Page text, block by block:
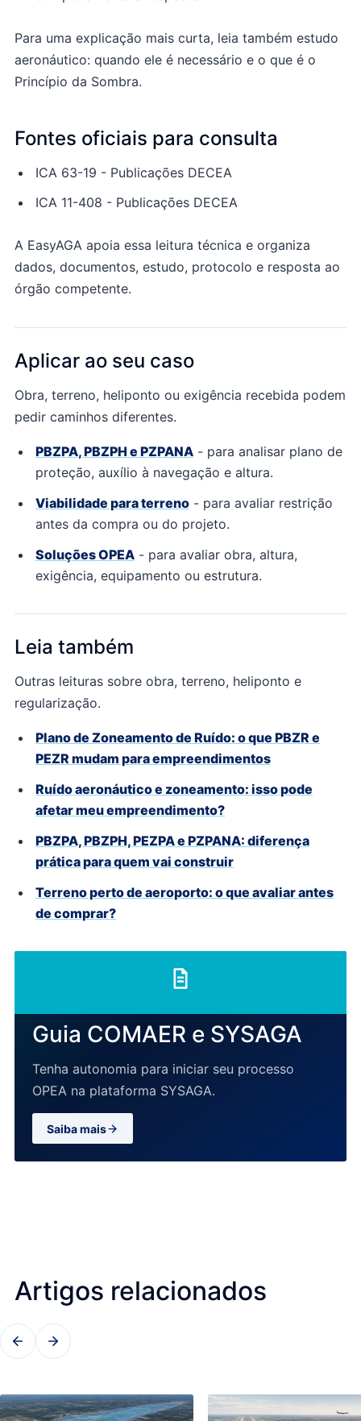
Para uma explicação mais curta, leia também estudo
aeronáutico: quando ele é necessário e o que é o
Princípio da Sombra.
Fontes oficiais para consulta
ICA 63-19 - Publicações DECEA
ICA 11-408 - Publicações DECEA
A EasyAGA apoia essa leitura técnica e organiza
dados, documentos, estudo, protocolo e resposta ao
órgão competente.
Aplicar ao seu caso
Obra, terreno, heliponto ou exigência recebida podem
pedir caminhos diferentes.
PBZPA, PBZPH e PZPANA - para analisar plano de
proteção, auxílio à navegação e altura.
Viabilidade para terreno - para avaliar restrição
antes da compra ou do projeto.
Soluções OPEA - para avaliar obra, altura,
exigência, equipamento ou estrutura.
Leia também
Outras leituras sobre obra, terreno, heliponto e
regularização.
Plano de Zoneamento de Ruído: o que PBZR e
PEZR mudam para empreendimentos
Ruído aeronáutico e zoneamento: isso pode
afetar meu empreendimento?
PBZPA, PBZPH, PEZPA e PZPANA: diferença
prática para quem vai construir
Terreno perto de aeroporto: o que avaliar antes
de comprar?
Guia COMAER e SYSAGA
Tenha autonomia para iniciar seu processo
OPEA na plataforma SYSAGA.
Saiba mais
Artigos relacionados